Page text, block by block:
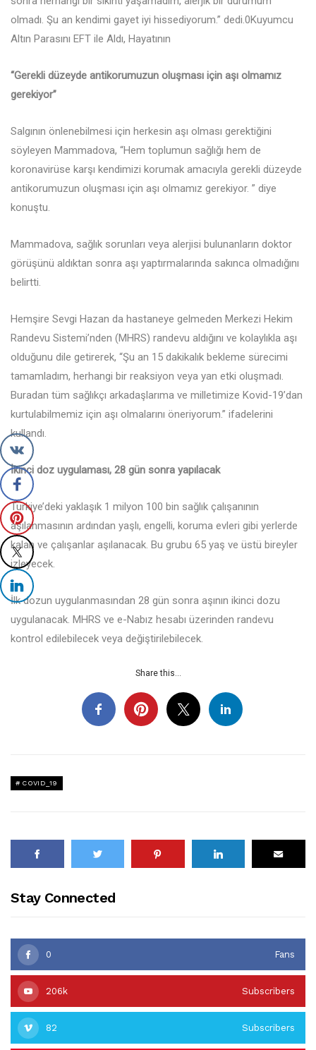
olmadı. Şu an kendimi gayet iyi hissediyorum.” dedi.0Kuyumcu
Altın Parasını EFT ile Aldı, Hayatının
“Gerekli düzeyde antikorumuzun oluşması için aşı olmamız
gerekiyor”
Salgının önlenebilmesi için herkesin aşı olması gerektiğini
söyleyen Mammadova, “Hem toplumun sağlığı hem de
koronavirüse karşı kendimizi korumak amacıyla gerekli düzeyde
antikorumuzun oluşması için aşı olmamız gerekiyor. ” diye
konuştu.
Mammadova, sağlık sorunları veya alerjisi bulunanların doktor
görüşünü aldıktan sonra aşı yaptırmalarında sakınca olmadığını
belirtti.
Hemşire Sevgi Hazan da hastaneye gelmeden Merkezi Hekim
Randevu Sistemi’nden (MHRS) randevu aldığını ve kolaylıkla aşı
olduğunu dile getirerek, “Şu an 15 dakikalık bekleme sürecimi
tamamladım, herhangi bir reaksiyon veya yan etki oluşmadı.
Buradan tüm sağlıkçı arkadaşlarıma ve milletimize Kovid-19’dan
kurtulabilmemiz için aşı olmalarını öneriyorum.” ifadelerini
kullandı.
İkinci doz uygulaması, 28 gün sonra yapılacak
Türkiye’deki yaklaşık 1 milyon 100 bin sağlık çalışanının
aşılanmasının ardından yaşlı, engelli, koruma evleri gibi yerlerde
kalan ve çalışanlar aşılanacak. Bu grubu 65 yaş ve üstü bireyler
izleyecek.
İlk dozun uygulanmasından 28 gün sonra aşının ikinci dozu
uygulanacak. MHRS ve e-Nabız hesabı üzerinden randevu
kontrol edilebilecek veya değiştirilebilecek.
Share this...
COVID_19
Stay Connected
0 Fans
206k Subscribers
82 Subscribers